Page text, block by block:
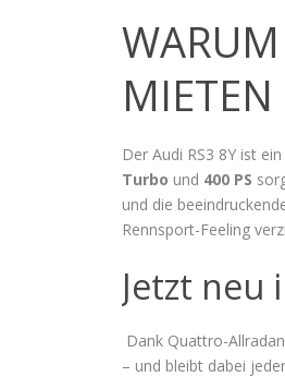
MIETEN
Der Audi RS3 8Y ist
Turbo und 400 PS
und die
Rennsport-Feeling
Jetzt neu
Dank Quattro-
– und bleibt dabei